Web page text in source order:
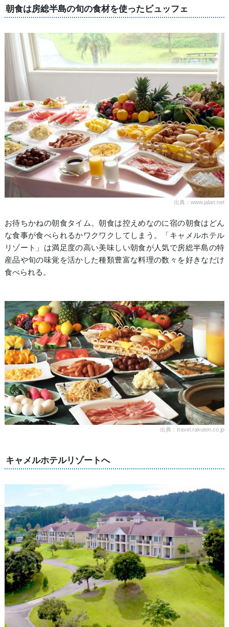
朝食は房総半島の旬の食材を使ったビュッフェ
出典：www.jalan.net
お待ちかねの朝食タイム。朝食は控えめなのに宿の朝食はどん
な食事が食べられるかワクワクしてしまう。「キャメルホテル
リゾート」は満足度の高い美味しい朝食が人気で房総半島の特
産品や旬の味覚を活かした種類豊富な料理の数々を好きなだけ
食べられる。
出典：travel.rakuten.co.jp
キャメルホテルリゾートへ